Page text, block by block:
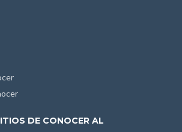
DE CONOCER AL